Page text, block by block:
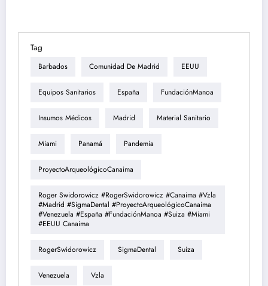
Tag
Barbados Comunidad De Madrid EEUU
Equipos Sanitarios España FundaciónManoa
Insumos Médicos Madrid Material Sanitario
Miami Panamá Pandemia
ProyectoArqueológicoCanaima
Roger Swidorowicz #RogerSwidorowicz #Canaima #Vzla
#Madrid #SigmaDental #ProyectoArqueológicoCanaima
#Venezuela #España #FundaciónManoa #Suiza #Miami
#EEUU Canaima
RogerSwidorowicz SigmaDental Suiza
Venezuela Vzla